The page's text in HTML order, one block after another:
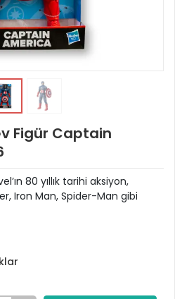
Figür Captain
80 yıllık tarihi aksiyon,
Iron Man, Spider-Man gibi